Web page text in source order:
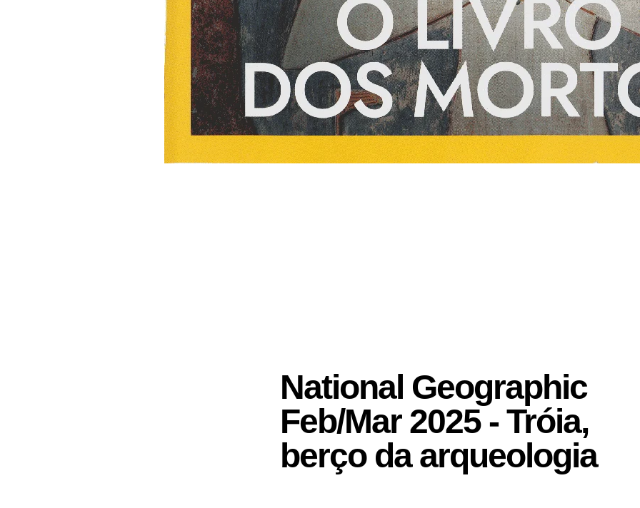
National Geographic
Feb/Mar 2025 - Tróia,
berço da arqueologia